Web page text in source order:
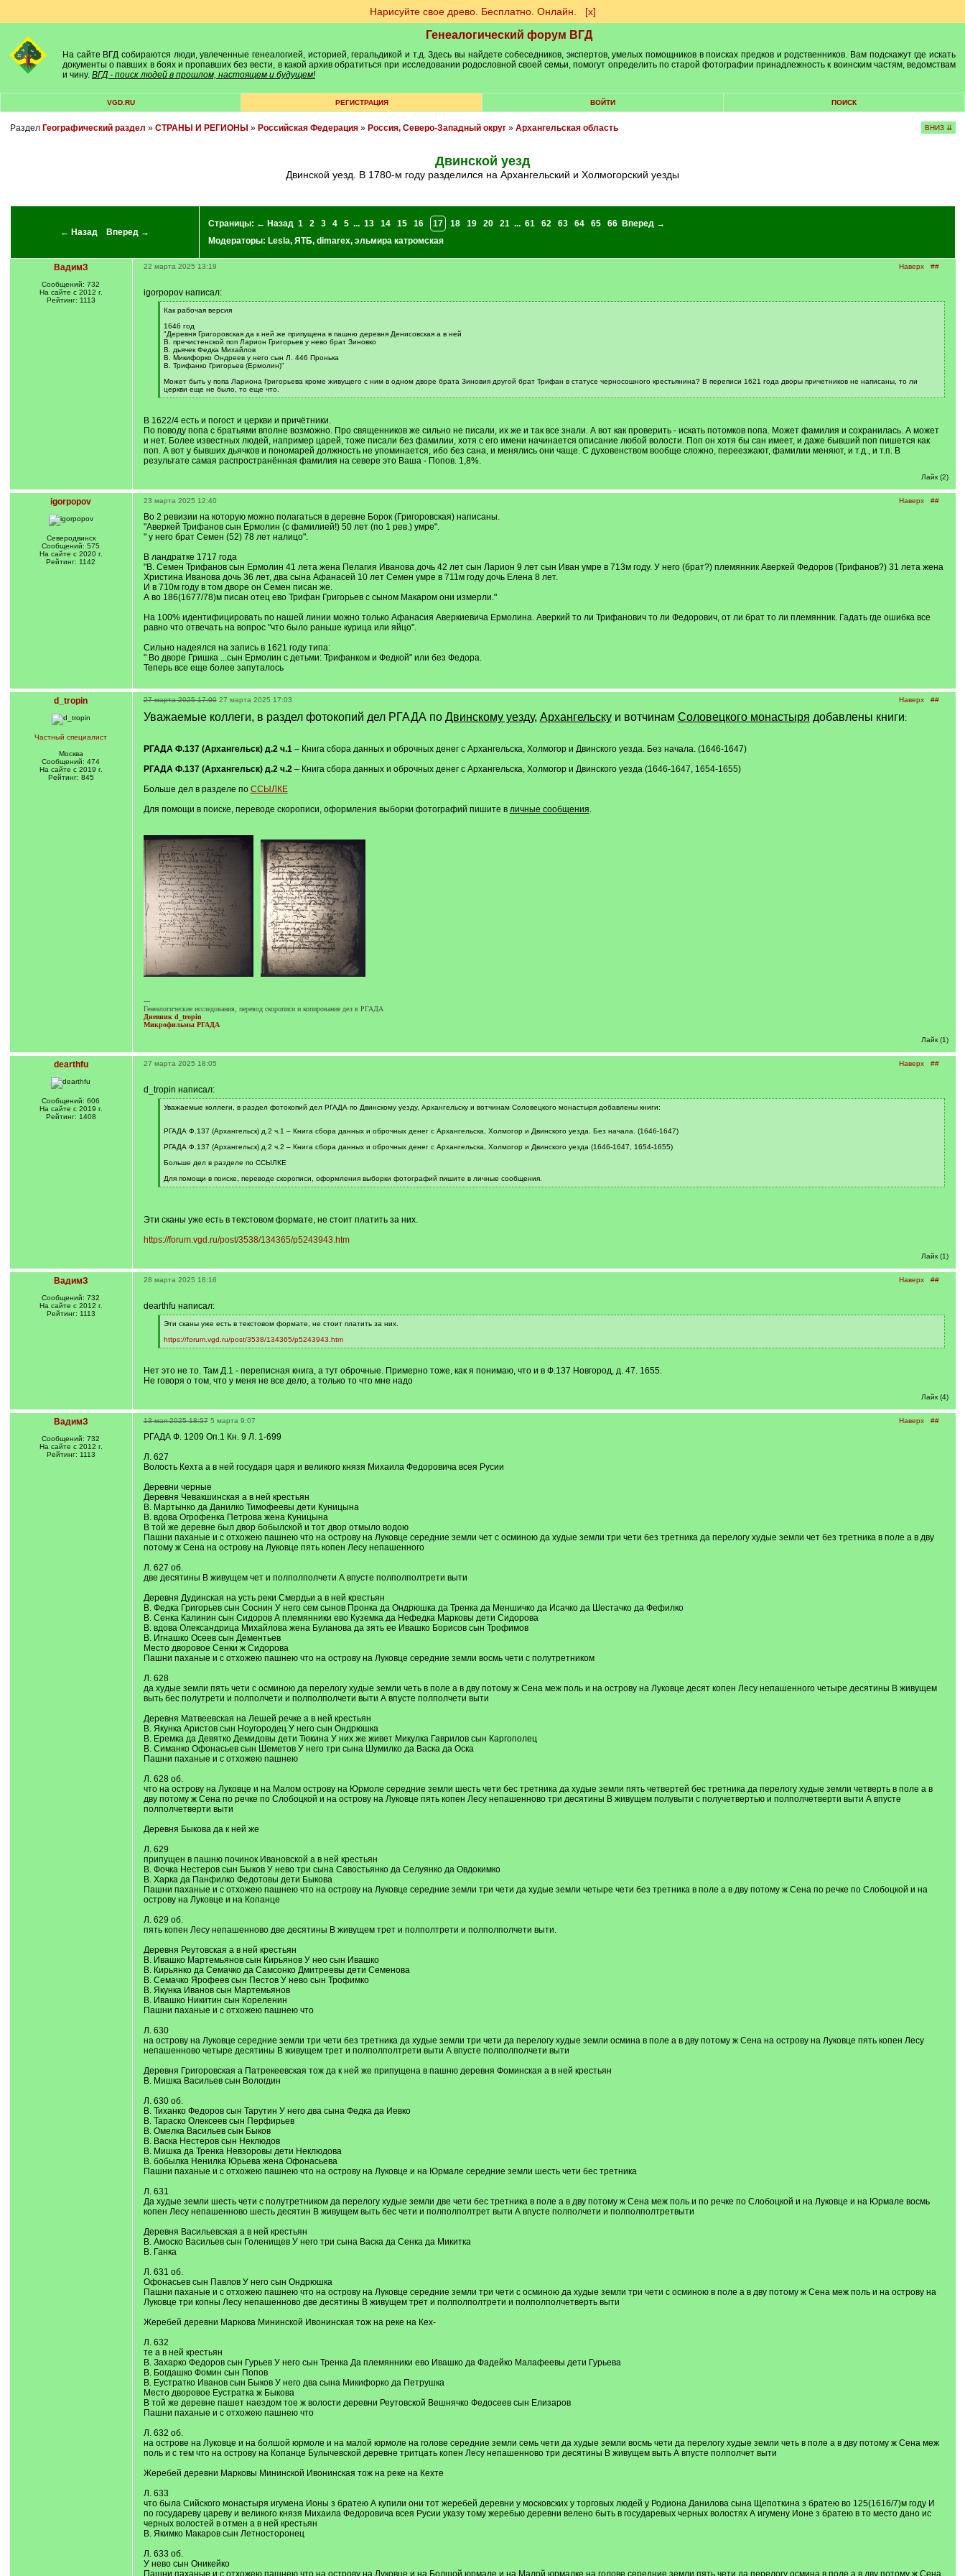
Нарисуйте свое древо. Бесплатно. Онлайн. [х]
Генеалогический форум ВГД
На сайте ВГД собираются люди, увлеченные генеалогией, историей, геральдикой и т.д. Здесь вы найдете собеседников, экспертов, умелых помощников в поисках предков и родственников. Вам подскажут где искать
документы о павших в боях и пропавших без вести, в какой архив обратиться при исследовании родословной своей семьи, помогут определить по старой фотографии принадлежность к воинским частям, ведомствам
и чину. ВГД - поиск людей в прошлом, настоящем и будущем!
VGD.RU РЕГИСТРАЦИЯ ВОЙТИ ПОИСК
Раздел Географический раздел » СТРАНЫ И РЕГИОНЫ » Российская Федерация» Россия, Северо-Западный округ» Архангельская область ВНИЗ ⇊
Двинской уезд
Двинской уезд. В 1780-м году разделился на Архангельский и Холмогорский уезды
← Назад Вперед →
Страницы: ← Назад 1 2 3 4 5 ... 13 14 15 16 17 18 19 20 21 ... 61 62 63 64 65 66
Вперед →
Модераторы: Lesla, ЯТБ, dimarex, эльмира катромская
ВадимЗ
Сообщений: 732
На сайте с 2012 г.
Рейтинг: 1113
Наверх ##
22 марта 2025 13:19
igorpopov написал:
[
]
Как рабочая версия
1646 год
"Деревня Григоровская да к ней же припущена в пашню деревня Денисовская а в ней
В. пречистенской поп Ларион Григорьев у нево брат Зиновко
В. дьячек Федка Михайлов
В. Микифорко Ондреев у него сын Л. 446 Пронька
В. Трифанко Григорьев (Ермолин)"
Может быть у попа Лариона Григорьева кроме живущего с ним в одном дворе брата Зиновия другой брат Трифан в статусе черносошного крестьянина? В переписи 1621 года дворы причетников не написаны, то ли
церкви еще не было, то еще что.
[
]
В 1622/4 есть и погост и церкви и причётники.
По поводу попа с братьями вполне возможно. Про священников же сильно не писали, их же и так все знали. А вот как проверить - искать потомков попа. Может фамилия и сохранилась. А может
и нет. Более известных людей, например царей, тоже писали без фамилии, хотя с его имени начинается описание любой волости. Поп он хотя бы сан имеет, и даже бывший поп пишется как
поп. А вот у бывших дьячков и пономарей должность не упоминается, ибо без сана, и менялись они чаще. С духовенством вообще сложно, переезжают, фамилии меняют, и т.д., и т.п. В
результате самая распространённая фамилия на севере это Ваша - Попов. 1,8%.
Лайк (2)
igorpopov
Северодвинск
Сообщений: 575
На сайте с 2020 г.
Рейтинг: 1142
Наверх ##
23 марта 2025 12:40
Во 2 ревизии на которую можно полагаться в деревне Борок (Григоровская) написаны.
"Аверкей Трифанов сын Ермолин (с фамилией!) 50 лет (по 1 рев.) умре".
" у него брат Семен (52) 78 лет налицо".
В ландратке 1717 года
"В. Семен Трифанов сын Ермолин 41 лета жена Пелагия Иванова дочь 42 лет сын Ларион 9 лет сын Иван умре в 713м году. У него (брат?) племянник Аверкей Федоров (Трифанов?) 31 лета жена
Христина Иванова дочь 36 лет, два сына Афанасей 10 лет Семен умре в 711м году дочь Елена 8 лет.
И в 710м году в том дворе он Семен писан же.
А во 186(1677/78)м писан отец ево Трифан Григорьев с сыном Макаром они измерли."
На 100% идентифицировать по нашей линии можно только Афанасия Аверкиевича Ермолина. Аверкий то ли Трифанович то ли Федорович, от ли брат то ли племянник. Гадать где ошибка все
равно что отвечать на вопрос "что было раньше курица или яйцо".
Сильно надеялся на запись в 1621 году типа:
" Во дворе Гришка ...сын Ермолин с детьми: Трифанком и Федкой" или без Федора.
Теперь все еще более запуталось
d_tropin
Частный специалист
Москва
Сообщений: 474
На сайте с 2019 г.
Рейтинг: 845
Наверх ##
27 марта 2025 17:00 27 марта 2025 17:03
Уважаемые коллеги, в раздел фотокопий дел РГАДА по Двинскому уезду, Архангельскуи вотчинам Соловецкого монастыря добавлены книги:
РГАДА Ф.137 (Архангельск) д.2 ч.1– Книга сбора данных и оброчных денег с Архангельска, Холмогор и Двинского уезда. Без начала. (1646-1647)
РГАДА Ф.137 (Архангельск) д.2 ч.2– Книга сбора данных и оброчных денег с Архангельска, Холмогор и Двинского уезда (1646-1647, 1654-1655)
Больше дел в разделе по ССЫЛКЕ
Для помощи в поиске, переводе скорописи, оформления выборки фотографий пишите в личные сообщения.
---
Генеалогические исследования, перевод скорописи и копирование дел в РГАДА
Дневник d_tropin
Микрофильмы РГАДА
Лайк (1)
dearthfu
Сообщений: 606
На сайте с 2019 г.
Рейтинг: 1408
Наверх ##
27 марта 2025 18:05
d_tropin написал:
[Уважаемые коллеги, в раздел фотокопий дел РГАДА по Двинскому уезду, Архангельску и вотчинам Соловецкого монастыря добавлены книги:
РГАДА Ф.137 (Архангельск) д.2 ч.1 – Книга сбора данных и оброчных денег с Архангельска, Холмогор и Двинского уезда. Без начала. (1646-1647)
РГАДА Ф.137 (Архангельск) д.2 ч.2 – Книга сбора данных и оброчных денег с Архангельска, Холмогор и Двинского уезда (1646-1647, 1654-1655)
Больше дел в разделе по ССЫЛКЕ
Для помощи в поиске, переводе скорописи, оформления выборки фотографий пишите в личные сообщения.
[
Эти сканы уже есть в текстовом формате, не стоит платить за них.
https://forum.vgd.ru/post/3538/134365/p5243943.htm
Лайк (1)
ВадимЗ
Сообщений: 732
На сайте с 2012 г.
Рейтинг: 1113
Наверх ##
28 марта 2025 18:16
dearthfu написал:
[
]
Эти сканы уже есть в текстовом формате, не стоит платить за них.
https://forum.vgd.ru/post/3538/134365/p5243943.htm
[
]
Нет это не то. Там Д.1 - переписная книга, а тут оброчные. Примерно тоже, как я понимаю, что и в Ф.137 Новгород, д. 47. 1655.
Не говоря о том, что у меня не все дело, а только то что мне надо
Лайк (4)
ВадимЗ
Сообщений: 732
На сайте с 2012 г.
Рейтинг: 1113
Наверх ##
13 мая 2025 18:57 5 марта 9:07
РГАДА Ф. 1209 Оп.1 Кн. 9 Л. 1-699
Л. 627
Волость Кехта а в ней государя царя и великого князя Михаила Федоровича всея Русии
Деревни черные
Деревня Чевакшинская а в ней крестьян
В. Мартынко да Данилко Тимофеевы дети Куницына
В. вдова Огрофенка Петрова жена Куницына
В той же деревне был двор бобылской и тот двор отмыло водою
Пашни паханые и с отхожею пашнею что на острову на Луковце середние земли чет с осминою да худые земли три чети без третника да перелогу худые земли чет без третника в поле а в дву
потому ж Сена на острову на Луковце пять копен Лесу непашенного
Л. 627 об.
две десятины В живущем чет и полполполчети А впусте полполполтрети выти
Деревня Дудинская на усть реки Смердьи а в ней крестьян
В. Федка Григорьев сын Соснин У него сем сынов Пронка да Ондрюшка да Тренка да Меншичко да Исачко да Шестачко да Фефилко
В. Сенка Калинин сын Сидоров А племянники ево Куземка да Нефедка Марковы дети Сидорова
В. вдова Олександрица Михайлова жена Буланова да зять ее Ивашко Борисов сын Трофимов
В. Игнашко Осеев сын Дементьев
Место дворовое Сенки ж Сидорова
Пашни паханые и с отхожею пашнею что на острову на Луковце середние земли восмь чети с полутретником
Л. 628
да худые земли пять чети с осминою да перелогу худые земли четь в поле а в дву потому ж Сена меж поль и на острову на Луковце десят копен Лесу непашенного четыре десятины В живущем
выть бес полутрети и полполчети и полполполчети выти А впусте полполчети выти
Деревня Матвеевская на Лешей речке а в ней крестьян
В. Якунка Аристов сын Ноугородец У него сын Ондрюшка
В. Еремка да Девятко Демидовы дети Тюкина У них же живет Микулка Гаврилов сын Каргополец
В. Симанко Офонасьев сын Шеметов У него три сына Шумилко да Васка да Оска
Пашни паханые и с отхожею пашнею
Л. 628 об.
что на острову на Луковце и на Малом острову на Юрмоле середние земли шесть чети бес третника да худые земли пять четвертей бес третника да перелогу худые земли четверть в поле а в
дву потому ж Сена по речке по Слобоцкой и на острову на Луковце пять копен Лесу непашенново три десятины В живущем полувыти с получетвертью и полполчетверти выти А впусте
полполчетверти выти
Деревня Быкова да к ней же
Л. 629
припущен в пашню починок Ивановской а в ней крестьян
В. Фочка Нестеров сын Быков У нево три сына Савостьянко да Селуянко да Овдокимко
В. Харка да Панфилко Федотовы дети Быкова
Пашни паханые и с отхожею пашнею что на острову на Луковце середние земли три чети да худые земли четыре чети без третника в поле а в дву потому ж Сена по речке по Слобоцкой и на
острову на Луковце и на Копанце
Л. 629 об.
пять копен Лесу непашенново две десятины В живущем трет и полполтрети и полполполчети выти.
Деревня Реутовская а в ней крестьян
В. Ивашко Мартемьянов сын Кирьянов У нео сын Ивашко
В. Кирьянко да Семачко да Самсонко Дмитреевы дети Семенова
В. Семачко Ярофеев сын Пестов У нево сын Трофимко
В. Якунка Иванов сын Мартемьянов
В. Ивашко Никитин сын Кореленин
Пашни паханые и с отхожею пашнею что
Л. 630
на острову на Луковце середние земли три чети без третника да худые земли три чети да перелогу худые земли осмина в поле а в дву потому ж Сена на острову на Луковце пять копен Лесу
непашенново четыре десятины В живущем трет и полполполтрети выти А впусте полполполчети выти
Деревня Григоровская а Патрекеевская тож да к ней же припущена в пашню деревня Фоминская а в ней крестьян
В. Мишка Васильев сын Вологдин
Л. 630 об.
В. Тиханко Федоров сын Тарутин У него два сына Федка да Иевко
В. Тараско Олексеев сын Перфирьев
В. Омелка Васильев сын Быков
В. Васка Нестеров сын Неклюдов
В. Мишка да Тренка Невзоровы дети Неклюдова
В. бобылка Ненилка Юрьева жена Офонасьева
Пашни паханые и с отхожею пашнею что на острову на Луковце и на Юрмале середние земли шесть чети бес третника
Л. 631
Да худые земли шесть чети с полутретником да перелогу худые земли две чети бес третника в поле а в дву потому ж Сена меж поль и по речке по Слобоцкой и на Луковце и на Юрмале восмь
копен Лесу непашенново шесть десятин В живущем выть бес чети и полполполтрет выти А впусте полполчети и полполполтретвыти
Деревня Васильевская а в ней крестьян
В. Амоско Васильев сын Голенищев У него три сына Васка да Сенка да Микитка
В. Ганка
Л. 631 об.
Офонасьев сын Павлов У него сын Ондрюшка
Пашни паханые и с отхожею пашнею что на острову на Луковце середние земли три чети с осминою да худые земли три чети с осминою в поле а в дву потому ж Сена меж поль и на острову на
Луковце три копны Лесу непашенново две десятины В живущем трет и полполполтрети и полполполчетверть выти
Жеребей деревни Маркова Мининской Ивонинская тож на реке на Кех-
Л. 632
те а в ней крестьян
В. Захарко Федоров сын Гурьев У него сын Тренка Да племянники ево Ивашко да Фадейко Малафеевы дети Гурьева
В. Богдашко Фомин сын Попов
В. Еустратко Иванов сын Быков У него два сына Микифорко да Петрушка
Место дворовое Еустратка ж Быкова
В той же деревне пашет наездом тое ж волости деревни Реутовской Вешнячко Федосеев сын Елизаров
Пашни паханые и с отхожею пашнею что
Л. 632 об.
на острове на Луковце и на болшой юрмоле и на малой юрмоле на голове середние земли семь чети да худые земли восмь чети да перелогу худые земли четь в поле а в дву потому ж Сена меж
поль и с тем что на острову на Копанце Булычевской деревне тритцать копен Лесу непашенново три десятины В живущем выть А впусте полполчет выти
Жеребей деревни Марковы Мининской Ивонинская тож на реке на Кехте
Л. 633
что была Сийского монастыря игумена Ионы з братею А купили они тот жеребей деревни у московских у торговых людей у Родиона Данилова сына Щепоткина з братею во 125(1616/7)м году И
по государеву цареву и великого князя Михаила Федоровича всея Русии указу тому жеребью деревни велено быть в государевых черных волостях А игумену Ионе з братею в то место дано ис
черных волостей в отмен а в ней крестьян
В. Якимко Макаров сын Летносторонец
Л. 633 об.
У нево сын Оникейко
Пашни паханые и с отхожею пашнею что на острову на Луковце и на Болшой юрмале и на Малой юрмалке на голове середние земли пять чети да перелогу осмина в поле а в дву потому ж Сена